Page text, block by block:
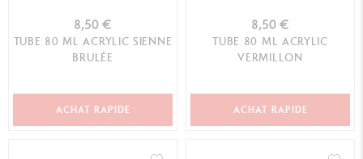
8,50 €
TUBE 80 ML ACRYLIC SIENNE
BRULÉE
ACHAT RAPIDE
8,50 €
TUBE 80 ML ACRYLIC
VERMILLON
ACHAT RAPIDE